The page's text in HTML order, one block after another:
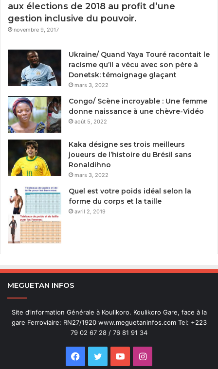
aux élections de 2018 au profit d’une
gestion inclusive du pouvoir.
novembre 9, 2017
Ukraine/ Quand Yaya Touré racontait le
racisme qu’il a vécu avec son père à
Donetsk: témoignage glaçant
mars 3, 2022
Congo/ Scène incroyable : Une femme
donne naissance à une chèvre-Vidéo
août 5, 2022
Kaka désigne ses trois meilleurs
joueurs de l’histoire du Brésil sans
Ronaldihno
mars 3, 2022
Quel est votre poids idéal selon la
forme du corps et la taille
avril 2, 2019
MEGUETAN INFOS
Site d’information Générale à Koulikoro. Koulikoro Gare, face à la
gare Ferroviaire: RN27/1920 www.meguetaninfos.com Tel: +223
79 02 67 28 / 76 81 91 34
Facebook
Twitter YouTubeInstagram